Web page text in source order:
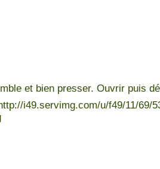
et bien presser. Ouvrir puis